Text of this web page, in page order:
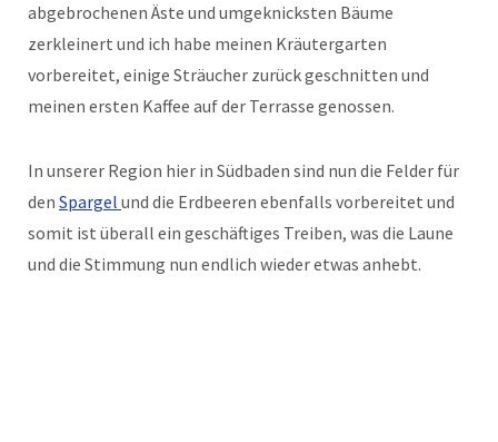
abgebrochenen Äste und umgeknicksten Bäume
zerkleinert und ich habe meinen Kräutergarten
vorbereitet, einige Sträucher zurück geschnitten und
meinen ersten Kaffee auf der Terrasse genossen.
In unserer Region hier in Südbaden sind nun die Felder für
den Spargel und die Erdbeeren ebenfalls vorbereitet und
somit ist überall ein geschäftiges Treiben, was die Laune
und die Stimmung nun endlich wieder etwas anhebt.